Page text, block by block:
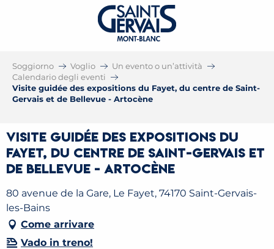
Soggiorno Voglio
Un evento o un’attività
Calendario degli eventi
Visite guidée des expositions du Fayet, du centre de Saint-
Gervais et de Bellevue - Artocène
Visite guidée des expositions du
Fayet, du centre de Saint-Gervais et
de Bellevue - Artocène
80 avenue de la Gare, Le Fayet, 74170 Saint-Gervais-
les-Bains
Come arrivare
Vado in treno!